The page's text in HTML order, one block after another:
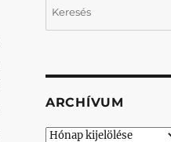
ARCHÍVUM
Archívum